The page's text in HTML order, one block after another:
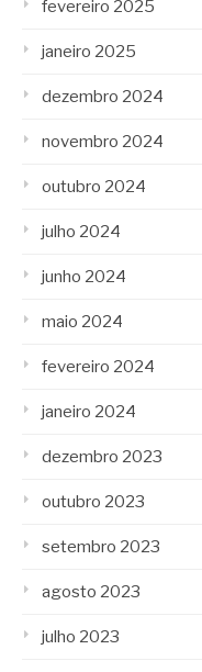
fevereiro 2025
janeiro 2025
dezembro 2024
novembro 2024
outubro 2024
julho 2024
junho 2024
maio 2024
fevereiro 2024
janeiro 2024
dezembro 2023
outubro 2023
setembro 2023
agosto 2023
julho 2023